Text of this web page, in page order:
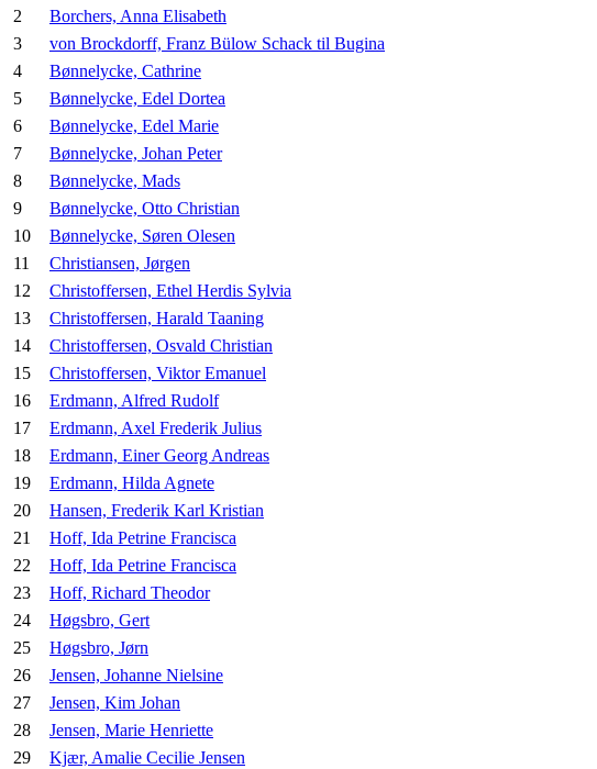
2
Borchers, Anna Elisabeth
3
von Brockdorff, Franz Bülow Schack til Bugina
4
Bønnelycke, Cathrine
5
Bønnelycke, Edel Dortea
6
Bønnelycke, Edel Marie
7
Bønnelycke, Johan Peter
8
Bønnelycke, Mads
9
Bønnelycke, Otto Christian
10
Bønnelycke, Søren Olesen
11
Christiansen, Jørgen
12
Christoffersen, Ethel Herdis Sylvia
13
Christoffersen, Harald Taaning
14
Christoffersen, Osvald Christian
15
Christoffersen, Viktor Emanuel
16
Erdmann, Alfred Rudolf
17
Erdmann, Axel Frederik Julius
18
Erdmann, Einer Georg Andreas
19
Erdmann, Hilda Agnete
20
Hansen, Frederik Karl Kristian
21
Hoff, Ida Petrine Francisca
22
Hoff, Ida Petrine Francisca
23
Hoff, Richard Theodor
24
Høgsbro, Gert
25
Høgsbro, Jørn
26
Jensen, Johanne Nielsine
27
Jensen, Kim Johan
28
Jensen, Marie Henriette
29
Kjær, Amalie Cecilie Jensen